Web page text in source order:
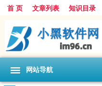
首 页 文章列表 知识目录
网站导航